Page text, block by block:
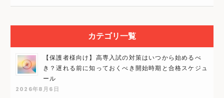
カテゴリ一覧
【保護者様向け】高専入試の対策はいつから始めるべ
き？遅れる前に知っておくべき開始時期と合格スケジュ
ール
2026年8月6日